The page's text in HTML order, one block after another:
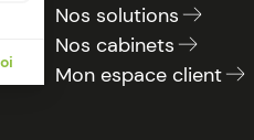
Nos solutions
Nos cabinets
Mon espace client